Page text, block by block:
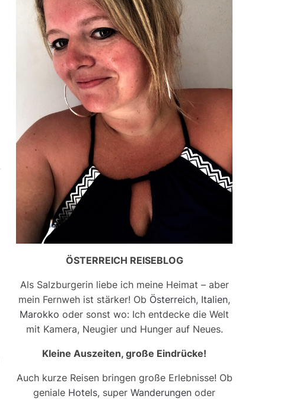
ÖSTERREICH REISEBLOG
Als Salzburgerin liebe ich meine Heimat – aber
mein Fernweh ist stärker! Ob Österreich, Italien,
Marokko oder sonst wo: Ich entdecke die Welt
mit Kamera, Neugier und Hunger auf Neues.
Kleine Auszeiten, große Eindrücke!
Auch kurze Reisen bringen große Erlebnisse! Ob
geniale Hotels, super Wanderungen oder